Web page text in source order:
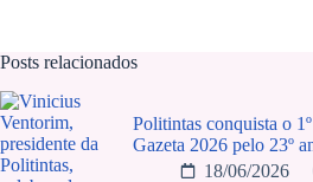
Posts relacionados
Politintas conquista o
Gazeta 2026 pelo 23º
18/06/2026